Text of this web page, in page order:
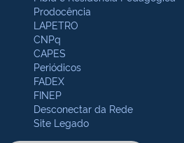
Prodocência
LAPETRO
CNPq
CAPES
Periódicos
FADEX
FINEP
Desconectar da Rede
Site Legado